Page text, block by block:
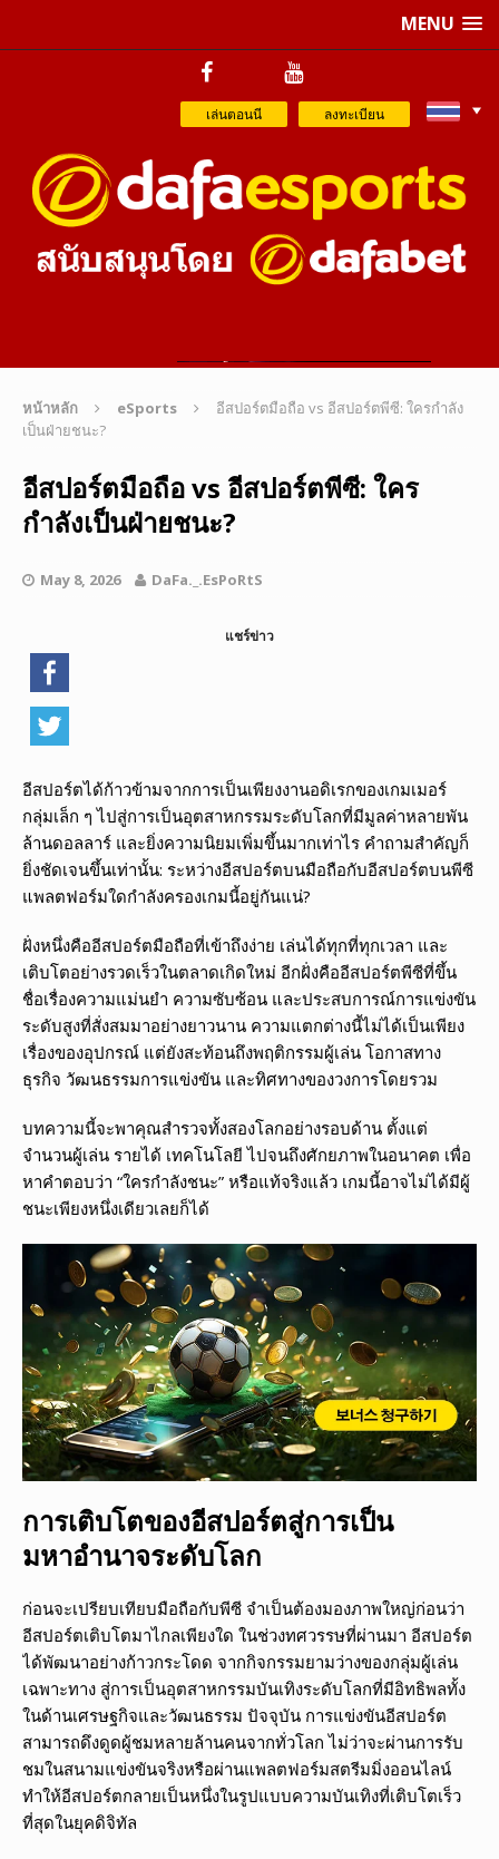
MENU
เล่นตอนนี ลงทะเบียน
หน้าหลัก eSports
อีสปอร์ตมือถือ vs อีสปอร์ตพีซี: ใครกำลัง
เป็นฝ่ายชนะ?
อีสปอร์ตมือถือ vs อีสปอร์ตพีซี: ใคร
กำลังเป็นฝ่ายชนะ?
May 8, 2026 DaFa._.EsPoRtS
แชร์ข่าว
อีสปอร์ตได้ก้าวข้ามจากการเป็นเพียงงานอดิเรกของเกมเมอร์
กลุ่มเล็ก ๆ ไปสู่การเป็นอุตสาหกรรมระดับโลกที่มีมูลค่าหลายพัน
ล้านดอลลาร์ และยิ่งความนิยมเพิ่มขึ้นมากเท่าไร คำถามสำคัญก็
ยิ่งชัดเจนขึ้นเท่านั้น: ระหว่างอีสปอร์ตบนมือถือกับอีสปอร์ตบนพีซี
แพลตฟอร์มใดกำลังครองเกมนี้อยู่กันแน่?
ฝั่งหนึ่งคืออีสปอร์ตมือถือที่เข้าถึงง่าย เล่นได้ทุกที่ทุกเวลา และ
เติบโตอย่างรวดเร็วในตลาดเกิดใหม่ อีกฝั่งคืออีสปอร์ตพีซีที่ขึ้น
ชื่อเรื่องความแม่นยำ ความซับซ้อน และประสบการณ์การแข่งขัน
ระดับสูงที่สั่งสมมาอย่างยาวนาน ความแตกต่างนี้ไม่ได้เป็นเพียง
เรื่องของอุปกรณ์ แต่ยังสะท้อนถึงพฤติกรรมผู้เล่น โอกาสทาง
ธุรกิจ วัฒนธรรมการแข่งขัน และทิศทางของวงการโดยรวม
บทความนี้จะพาคุณสำรวจทั้งสองโลกอย่างรอบด้าน ตั้งแต่
จำนวนผู้เล่น รายได้ เทคโนโลยี ไปจนถึงศักยภาพในอนาคต เพื่อ
หาคำตอบว่า “ใครกำลังชนะ” หรือแท้จริงแล้ว เกมนี้อาจไม่ได้มีผู้
ชนะเพียงหนึ่งเดียวเลยก็ได้
การเติบโตของอีสปอร์ตสู่การเป็น
มหาอำนาจระดับโลก
ก่อนจะเปรียบเทียบมือถือกับพีซี จำเป็นต้องมองภาพใหญ่ก่อนว่า
อีสปอร์ตเติบโตมาไกลเพียงใด ในช่วงทศวรรษที่ผ่านมา อีสปอร์ต
ได้พัฒนาอย่างก้าวกระโดด จากกิจกรรมยามว่างของกลุ่มผู้เล่น
เฉพาะทาง สู่การเป็นอุตสาหกรรมบันเทิงระดับโลกที่มีอิทธิพลทั้ง
ในด้านเศรษฐกิจและวัฒนธรรม ปัจจุบัน การแข่งขันอีสปอร์ต
สามารถดึงดูดผู้ชมหลายล้านคนจากทั่วโลก ไม่ว่าจะผ่านการรับ
ชมในสนามแข่งขันจริงหรือผ่านแพลตฟอร์มสตรีมมิ่งออนไลน์
ทำให้อีสปอร์ตกลายเป็นหนึ่งในรูปแบบความบันเทิงที่เติบโตเร็ว
ที่สุดในยุคดิจิทัล